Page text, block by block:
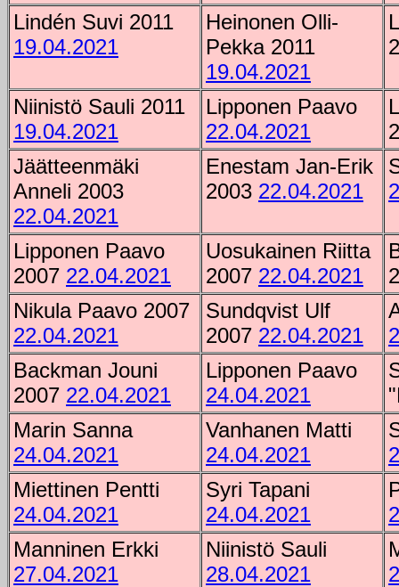
Lindén Suvi 2011
19.04.2021
Heinonen Olli-
Pekka 2011
19.04.2021
Niinistö Sauli 2011
19.04.2021
Lipponen Paavo
22.04.2021
Jäätteenmäki
Anneli 2003
22.04.2021
Enestam Jan-Erik
2003 22.04.2021
Lipponen Paavo
2007 22.04.2021
Uosukainen Riitta
2007 22.04.2021
Nikula Paavo 2007
22.04.2021
Sundqvist Ulf
2007 22.04.2021
Backman Jouni
2007 22.04.2021
Lipponen Paavo
24.04.2021
Marin Sanna
24.04.2021
Vanhanen Matti
24.04.2021
Miettinen Pentti
24.04.2021
Syri Tapani
24.04.2021
Manninen Erkki
27.04.2021
Niinistö Sauli
28.04.2021